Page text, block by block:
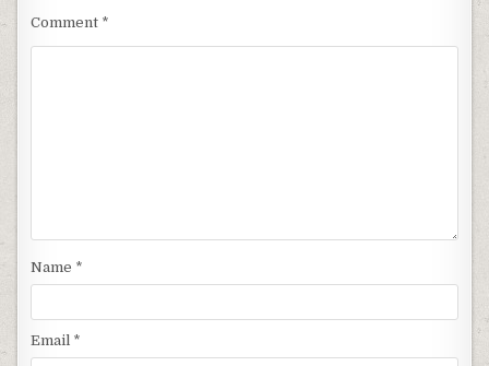
Comment *
Name *
Email *